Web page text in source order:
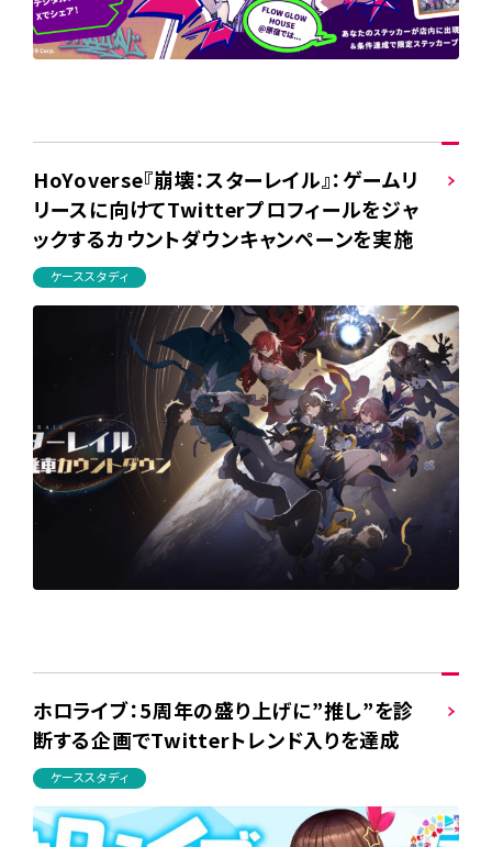
HoYoverse『崩壊：スターレイル』：ゲームリ
リースに向けてTwitterプロフィールをジャ
ックするカウントダウンキャンペーンを実施
ケーススタディ
ホロライブ：5周年の盛り上げに”推し”を診
断する企画でTwitterトレンド入りを達成
ケーススタディ